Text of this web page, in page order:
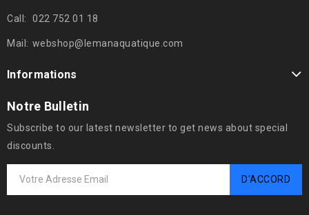
Call: 022 752 01 18
Mail: webshop@lemanaquatique.com
Informations
Notre Bulletin
Subscribe to our latest newsletter to get news about special
discounts.